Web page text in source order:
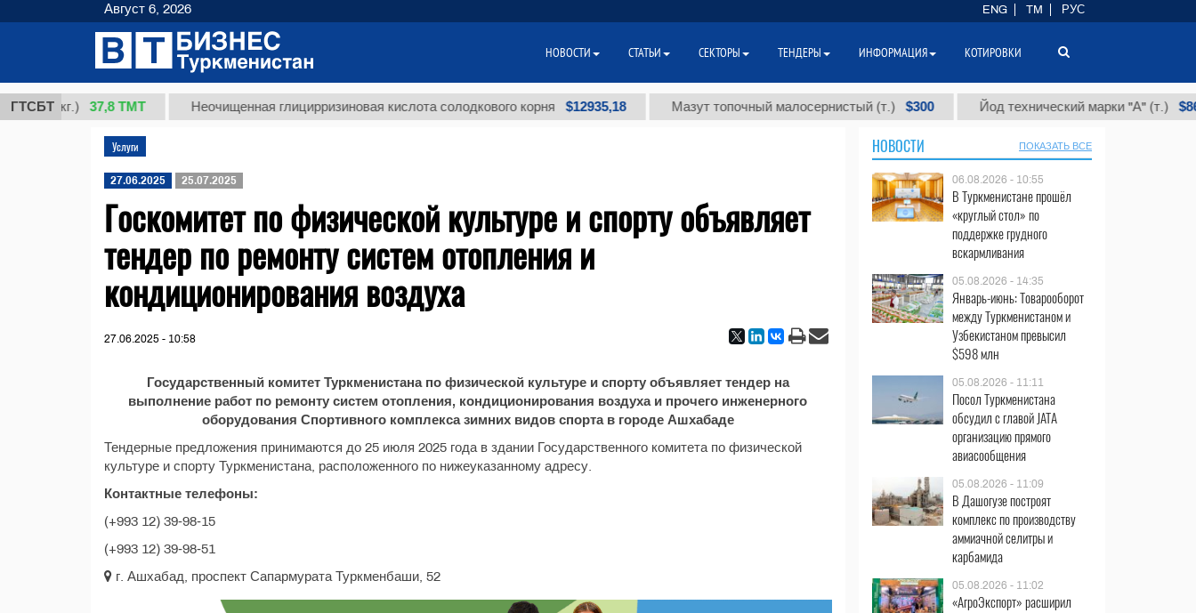
ГТСБТ
1 (кг.) 37,8 ТМТ Неочищенная глицирризиновая кислота солодкового корня $12935,18 Мазут топочный малосернистый (т.) $300 Йод технический марки "А" (т.) $86 000
Услуги
27.06.2025 25.07.2025
Госкомитет по физической культуре и спорту объявляет
тендер по ремонту систем отопления и
кондиционирования воздуха
27.06.2025 - 10:58
Государственный комитет Туркменистана по физической культуре и спорту объявляет тендер на
выполнение работ по ремонту систем отопления, кондиционирования воздуха и прочего инженерного
оборудования Спортивного комплекса зимних видов спорта в городе Ашхабаде
Тендерные предложения принимаются до 25 июля 2025 года в здании Государственного комитета по физической
культуре и спорту Туркменистана, расположенного по нижеуказанному адресу.
Контактные телефоны:
(+993 12) 39‑98‑15
(+993 12) 39‑98‑51
г. Ашхабад, проспект Сапармурата Туркменбаши, 52
НОВОСТИ ПОКАЗАТЬ ВСЕ
06.08.2026 - 10:55
В Туркменистане прошёл
«круглый стол» по
поддержке грудного
вскармливания
05.08.2026 - 14:35
Январь-июнь: Товарооборот
между Туркменистаном и
Узбекистаном превысил
$598 млн
05.08.2026 - 11:11
Посол Туркменистана
обсудил с главой JATA
организацию прямого
авиасообщения
05.08.2026 - 11:09
В Дашогузе построят
комплекс по производству
аммиачной селитры и
карбамида
05.08.2026 - 11:02
«АгроЭкспорт» расширил
Август 6, 2026 ENG TM РУС
НОВОСТИ СТАТЬИ СЕКТОРЫ ТЕНДЕРЫ ИНФОРМАЦИЯ КОТИРОВКИ